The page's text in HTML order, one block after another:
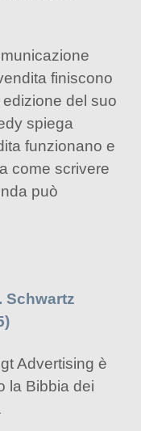
finiscono
del suo
spiega
funzionano e
come scrivere
può
Schwartz
Advertising è
la Bibbia dei